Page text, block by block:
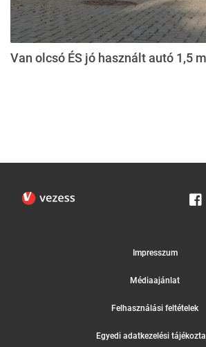
Van olcsó ÉS jó használt autó 1,5
Impresszum
Médiaajánlat
Felhasználási feltételek
Egyedi adatkezelési